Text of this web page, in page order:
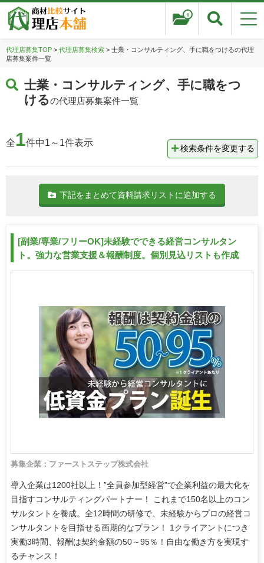
0
代理店募集TOP> 代理店募集検索> 士業・コンサルティング、手に職をつけるの代理
店募集案件一覧
士業・コンサルティング、手に職をつ
けるの代理店募集案件一覧
全1件中1～1件表示
検索条件を変更する
下記をまとめて資料請求リストに追加する
[副業/専業/フリーOK]未経験でできる経営コンサルタン
ト。強力な営業支援＆報酬制度。個別見込リストも作成
募集企業：ファーストステップ株式会社
導入企業は1200社以上！”全員参加型経営”で企業利益の最大化を
目指すコンサルティングパートナー！ これまで150名以上のコン
サルタントを養成。全12時間の研修で、未経験からプロの経営コ
ンサルタントを目指せる画期的なプラン！ 1クライアントにつき
実働3時間、報酬は契約金額の50～95％！自由な働き方を実現す
るチャンス！